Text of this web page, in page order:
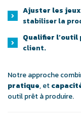
Ajuster les
stabiliser la
Qualifier l’outil
client.
Notre approche
pratique, et
outil prêt à produire.